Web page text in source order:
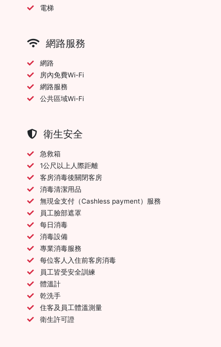
電梯
網路服務
網路
房內免費Wi-Fi
網路服務
公共區域Wi-Fi
衛生安全
急救箱
1公尺以上人際距離
客房消毒後關閉客房
消毒清潔用品
無現金支付（Cashless payment）服務
員工臉部遮罩
每日消毒
消毒設備
專業消毒服務
每位客人入住前客房消毒
員工皆受安全訓練
體溫計
乾洗手
住客及員工體溫測量
衛生許可證